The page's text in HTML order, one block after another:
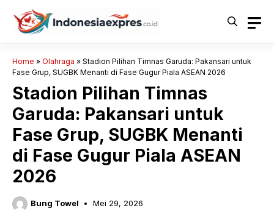
Langsung
Home » Olahraga » Stadion Pilihan Timnas Garuda: Pakansari untuk
Fase Grup, SUGBK Menanti di Fase Gugur Piala ASEAN 2026
Stadion Pilihan Timnas
Garuda: Pakansari untuk
Fase Grup, SUGBK Menanti
di Fase Gugur Piala ASEAN
2026
Bung Towel Mei 29, 2026